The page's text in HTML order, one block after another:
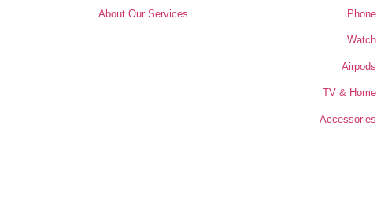
iPhone
Watch
Airpods
TV & Home
Accessories
About Our Services